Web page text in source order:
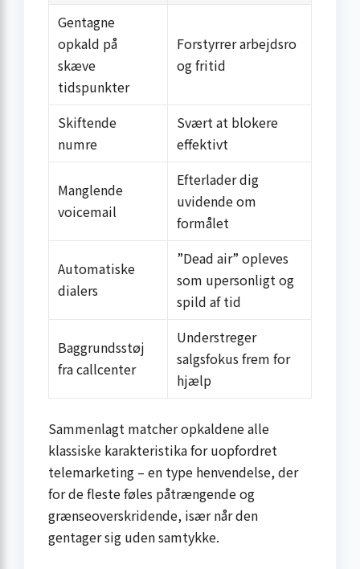
Gentagne
opkald på
skæve
tidspunkter
Forstyrrer arbejdsro
og fritid
Skiftende
numre
Svært at blokere
effektivt
Manglende
voicemail
Efterlader dig
uvidende om
formålet
Automatiske
dialers
”Dead air” opleves
som upersonligt og
spild af tid
Baggrundsstøj
fra callcenter
Understreger
salgsfokus frem for
hjælp
Sammenlagt matcher opkaldene alle
klassiske karakteristika for uopfordret
telemarketing – en type henvendelse, der
for de fleste føles påtrængende og
grænseoverskridende, især når den
gentager sig uden samtykke.